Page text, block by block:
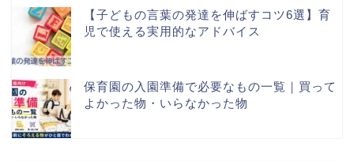
【子どもの言葉の発達を伸ばすコツ6選】育
児で使える実用的なアドバイス
保育園の入園準備で必要なもの一覧｜買って
よかった物・いらなかった物